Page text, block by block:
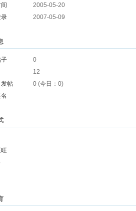
2005-05-20
2007-05-09
0
12
帖
0 (今日：0)